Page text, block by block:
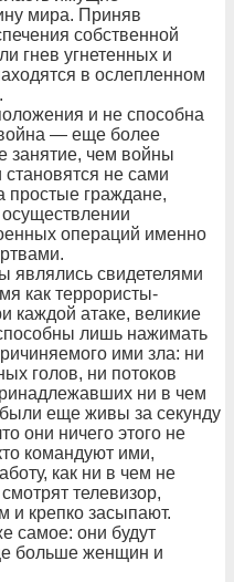
мира. Приняв
собственной
гнев угнетенных и
в ослепленном
и не способна
— еще более
занятие, чем войны
не сами
простые граждане,
операций именно
являлись свидетелями
как террористы-
каждой атаке, великие
лишь нажимать
ими зла: ни
голов, ни потоков
ни в чем
еще живы за секунду
они ничего этого не
командуют ими,
как ни в чем не
телевизор,
и крепко засыпают.
самое: они будут
больше женщин и